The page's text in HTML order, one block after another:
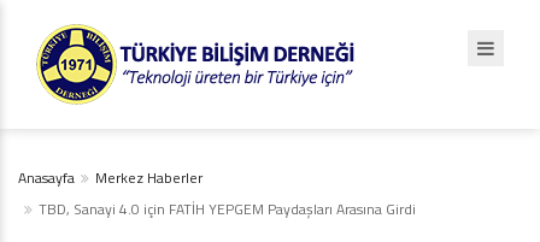
Anasayfa
Merkez Haberler
TBD, Sanayi 4.0 için FATİH YEPGEM Paydaşları Arasına Girdi